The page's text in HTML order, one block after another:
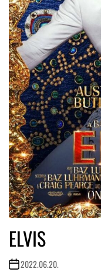
ELVIS
2022.06.20.